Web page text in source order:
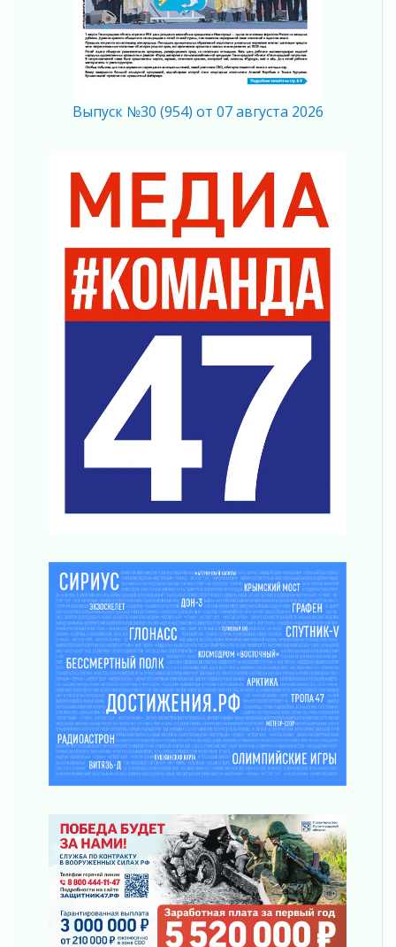
03 августа 2026
Ленобласть повышает производительность
труда в ЖКХ
03 августа 2026
03 августа 2026
03 августа 2026
Музеи Ленобласти обновляют пространства
03 августа 2026
Новая площадка: 2027
03 августа 2026
Часть медиков в Ленобласти сможет
рассчитывать на доплату от региона
03 августа 2026
За сутки в Ленинградской области
ликвидировали 10 пожаров
Клюква наливается, но в корзинку пока не
просится
03 августа 2026
Строительные компании Ленобласти
подняли зарплаты почти на 40% за год
03 августа 2026
Уроки безопасности для детей и взрослых
03 августа 2026
Ленобласть отмечает День Воздушно-
десантных войск
02 августа 2026
«Активное лето»
02 августа 2026
Ленобласть отметила заслуги жителей перед
регионом и страной
02 августа 2026
02 августа 2026
ПСК через Гослуслуги напомнит жителям
Ленинградской области о неоплаченных
счетах
02 августа 2026
Пропавшего подростка нашли в Кировском
районе Ленобласти
Выпуск №30 (954) от 07 августа 2026